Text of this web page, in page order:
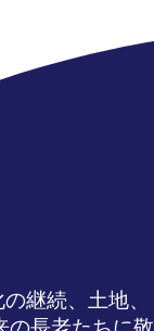
継続、土地、